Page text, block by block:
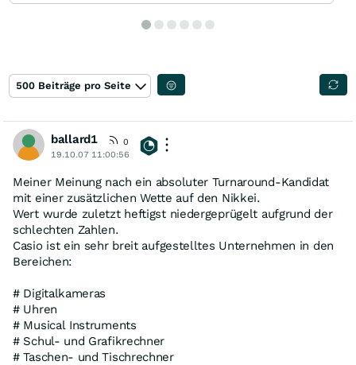
500 Beiträge pro Seite
ballard1
0
19.10.07 11:00:56
Meiner Meinung nach ein absoluter Turnaround-Kandidat
mit einer zusätzlichen Wette auf den Nikkei.
Wert wurde zuletzt heftigst niedergeprügelt aufgrund der
schlechten Zahlen.
Casio ist ein sehr breit aufgestelltes Unternehmen in den
Bereichen:
# Digitalkameras
# Uhren
# Musical Instruments
# Schul- und Grafikrechner
# Taschen- und Tischrechner